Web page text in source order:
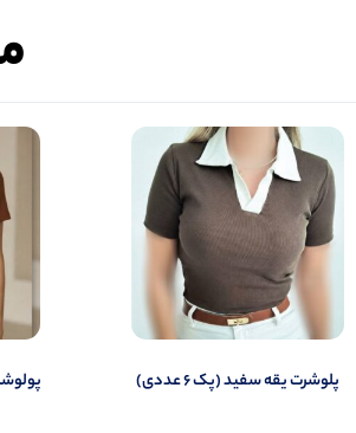
پلوشرت یقه سفید (پک 6 عددی)